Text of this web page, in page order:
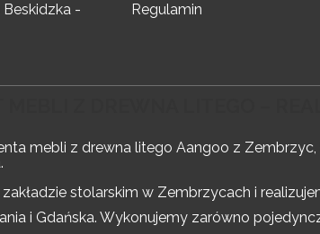
-
Regulamin
mebli z drewna litego Aangoo z
stolarskim w Zembrzycach i
i Gdańska. Wykonujemy zarówno